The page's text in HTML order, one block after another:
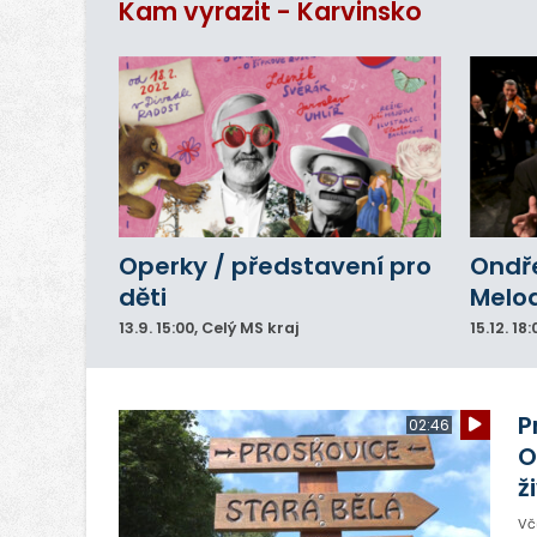
Kam vyrazit - Karvinsko
Operky / představení pro
děti
13.9.15:00, Celý MS kraj 15.12.
02:46